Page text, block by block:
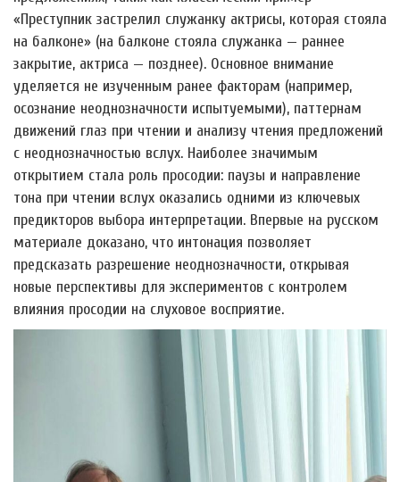
«Преступник застрелил служанку актрисы, которая стояла
на балконе» (на балконе стояла служанка — раннее
закрытие, актриса — позднее). Основное внимание
уделяется не изученным ранее факторам (например,
осознание неоднозначности испытуемыми), паттернам
движений глаз при чтении и анализу чтения предложений
с неоднозначностью вслух. Наиболее значимым
открытием стала роль просодии: паузы и направление
тона при чтении вслух оказались одними из ключевых
предикторов выбора интерпретации. Впервые на русском
материале доказано, что интонация позволяет
предсказать разрешение неоднозначности, открывая
новые перспективы для экспериментов с контролем
влияния просодии на слуховое восприятие.